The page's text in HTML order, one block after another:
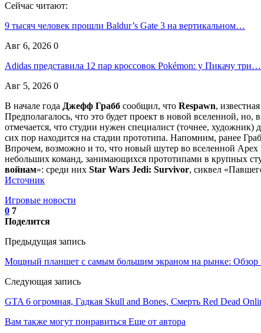
Сейчас читают:
9 тысяч человек прошли Baldur’s Gate 3 на вертикальном…
Авг 6, 2026 0
Adidas представила 12 пар кроссовок Pokémon: у Пикачу три…
Авг 5, 2026 0
В начале года Джефф Грабб сообщил, что Respawn,
Предполагалось, что это будет проект в новой вселенной,
отмечается, что студии нужен специалист (точнее,
сих пор находится на стадии прототипа. Напомним, ранее
Впрочем, возможно и то, что новый шутер во вселенной Apex
небольших команд, занимающихся прототипами в крупных
войнам»: среди них Star Wars Jedi: Survivor, сиквел
Источник
Игровые новости
0 7
Поделится
Предыдущая запись
Мощный планшет с самым большим экраном на рынке: Обзор
Следующая запись
GTA 6 огромная, Гадкая Skull and Bones, Смерть Red Dead
Вам также могут понравиться Еще от автора